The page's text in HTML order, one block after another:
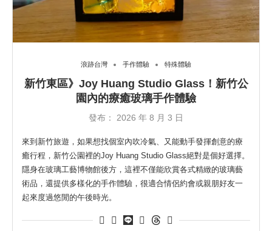
浪跡台灣 手作體驗 特殊體驗
新竹東區》Joy Huang Studio Glass！新竹公
園內的療癒玻璃手作體驗
發布： 2026 年 8 月 3 日
來到新竹旅遊，如果想找個室內吹冷氣、又能動手發揮創意的療
癒行程，新竹公園裡的Joy Huang Studio Glass絕對是個好選擇。
隱身在玻璃工藝博物館後方，這裡不僅能欣賞各式精緻的玻璃藝
術品，還提供多樣化的手作體驗，很適合情侶約會或親朋好友一
起來度過悠閒的午後時光。